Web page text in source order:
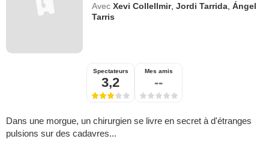
Avec Xevi Collellmir,Jordi Tarrida ,Ángel
Tarris
Spectateurs
3,2
Mes amis
--
Dans une morgue, un chirurgien se livre en secret à d'étranges
pulsions sur des cadavres...